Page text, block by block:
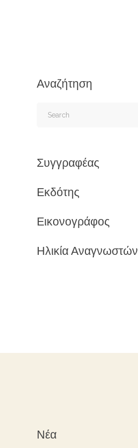
Αναζήτηση
Συγγραφέας
Εκδότης
Εικονογράφος
Ηλικία Αναγνωστών
Νέα